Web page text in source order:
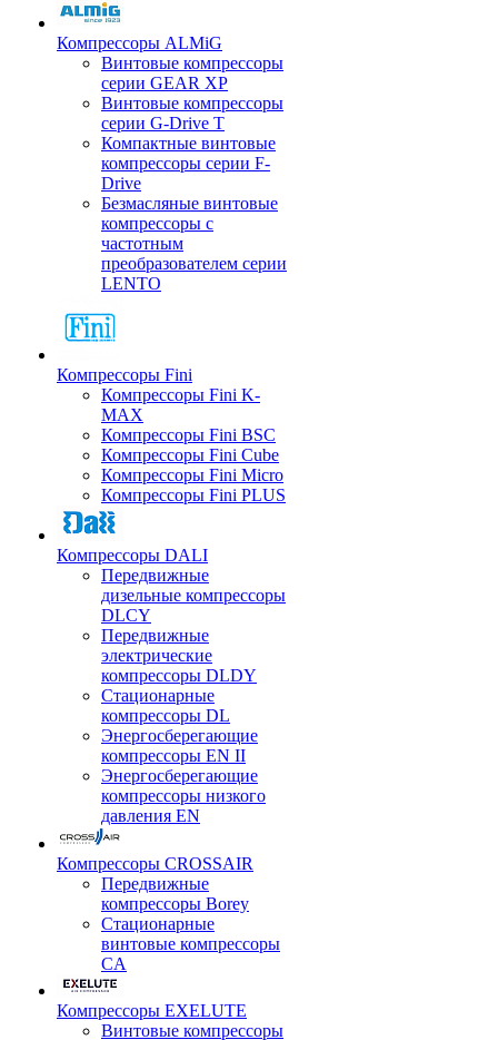
Компрессоры ALMiG
Винтовые компрессоры
серии GEAR XP
Винтовые компрессоры
серии G-Drive T
Компактные винтовые
компрессоры серии F-
Drive
Безмасляные винтовые
компрессоры с
частотным
преобразователем серии
LENTO
Компрессоры Fini
Компрессоры Fini K-
MAX
Компрессоры Fini BSC
Компрессоры Fini Cube
Компрессоры Fini Micro
Компрессоры Fini PLUS
Компрессоры DALI
Передвижные
дизельные компрессоры
DLCY
Передвижные
электрические
компрессоры DLDY
Стационарные
компрессоры DL
Энергосберегающие
компрессоры EN II
Энергосберегающие
компрессоры низкого
давления EN
Компрессоры CROSSAIR
Передвижные
компрессоры Borey
Стационарные
винтовые компрессоры
CA
Компрессоры EXELUTE
Винтовые компрессоры